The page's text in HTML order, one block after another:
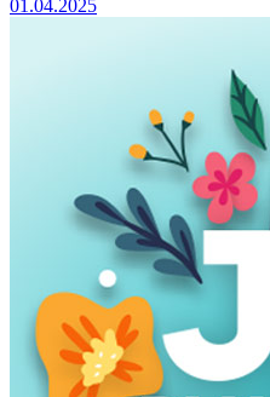
01.04.2025